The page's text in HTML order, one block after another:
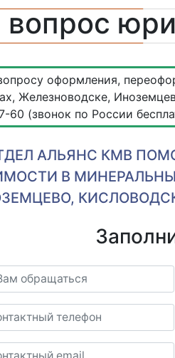
вопрос
оформления,
Железноводске,
60 (звонок по России
АЛЬЯНС КМВ
В